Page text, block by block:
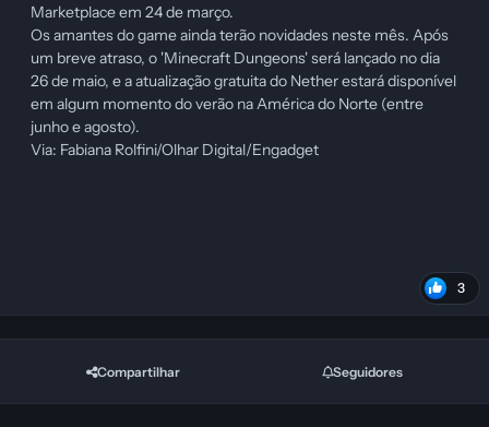
Marketplace em 24 de março.
Os amantes do game ainda terão novidades neste mês. Após
um breve atraso, o 'Minecraft Dungeons' será lançado no dia
26 de maio, e a atualização gratuita do Nether estará disponível
em algum momento do verão na América do Norte (entre
junho e agosto).
Via: Fabiana Rolfini/Olhar Digital/Engadget
3
Compartilhar Seguidores